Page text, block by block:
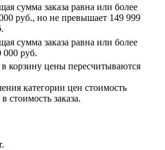
сумма заказа равна или более
руб., но не превышает 149 999
сумма заказа равна или более
000 руб.
корзину цены пересчитываются
категории цен стоимость
стоимость заказа.